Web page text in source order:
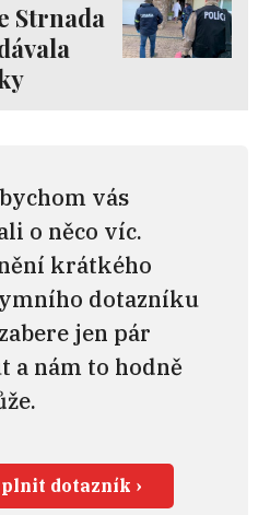
Strnada
vás
o něco víc.
krátkého
dotazníku
jen pár
a nám to hodně
dotazník ›